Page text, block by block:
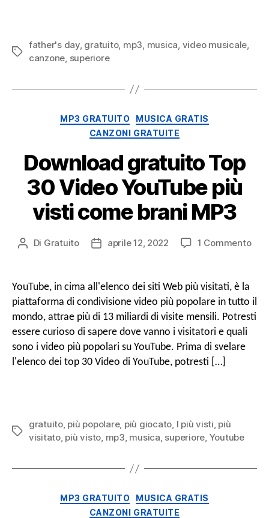
(Musica
Tag
father's day, gratuito, mp3, musica, video musicale,
canzone, superiore
Categorie
MP3 GRATUITO
MUSICA GRATIS
CANZONI GRATUITE
Download gratuito Top
30 Video YouTube più
visti come brani MP3
Autore
Di Gratuito
Dataaprile 12, 2022 1 CommentoSU
30
YouTube, in cima all'elenco dei siti Web più visitati, è la
piattaforma di condivisione video più popolare in tutto il
mondo, attrae più di 13 miliardi di visite mensili. Potresti
essere curioso di sapere dove vanno i visitatori e quali
sono i video più popolari su YouTube. Prima di svelare
l'elenco dei top 30 Video di YouTube, potresti […]
Tag
gratuito, più popolare, più giocato, I più visti, più
visitato, più visto, mp3, musica, superiore, Youtube
Categorie
MP3 GRATUITO
MUSICA GRATIS
CANZONI GRATUITE